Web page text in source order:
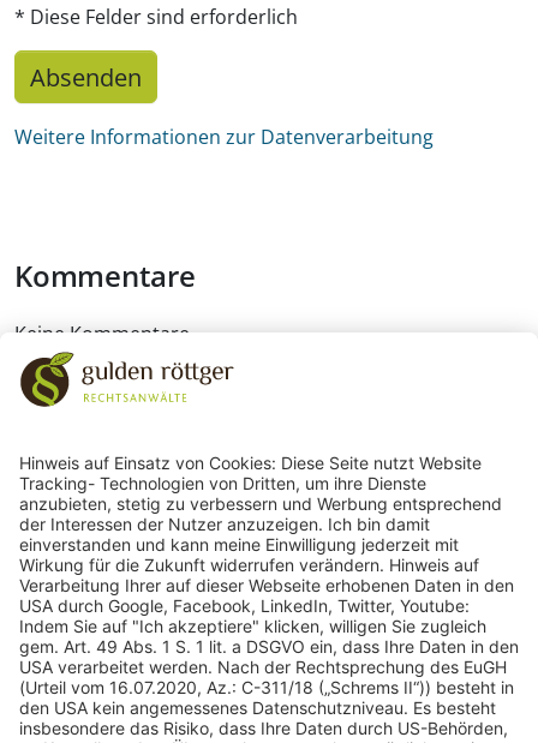
* Diese Felder sind erforderlich
Absenden
Weitere Informationen zur Datenverarbeitung
Kommentare
Keine Kommentare
gulden röttger rechtsanwälte
gulden röttger rechtsanwälte
Jean-Pierre-Jungels-Str.10
55126 Mainz